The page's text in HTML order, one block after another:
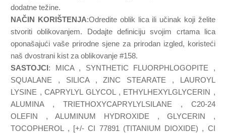
dodatne težine.
NAČIN KORIŠTENJA:Odredite oblik lica ili učinak koji želite
stvoriti oblikovanjem. Dodajte definiciju svojim crtama lica
oponašajući vaše prirodne sjene za prirodan izgled, koristeći
naš dvostrani kist za oblikovanje #158.
SASTOJCI: MICA , SYNTHETIC FLUORPHLOGOPITE ,
SQUALANE , SILICA , ZINC STEARATE , LAUROYL
LYSINE , CAPRYLYL GLYCOL , ETHYLHEXYLGLYCERIN ,
ALUMINA , TRIETHOXYCAPRYLYLSILANE , C20-24
OLEFIN , ALUMINUM HYDROXIDE , GLYCERIN ,
TOCOPHEROL , [+/- CI 77891 (TITANIUM DIOXIDE) , CI